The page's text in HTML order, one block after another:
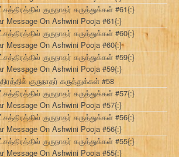
குருநாதர் கருத்துக்கள் #61{:}
Message On Ashwini Pooja #61{:}
குருநாதர் கருத்துக்கள் #60{:}
Message On Ashwini Pooja #60{:}
குருநாதர் கருத்துக்கள் #59{:}
Message On Ashwini Pooja #59{:}
குருநாதர் கருத்துக்கள் #58
குருநாதர் கருத்துக்கள் #57{:}
Message On Ashwini Pooja #57{:}
குருநாதர் கருத்துக்கள் #56{:}
Message On Ashwini Pooja #56{:}
குருநாதர் கருத்துக்கள் #55{:}
Message On Ashwini Pooja #55{:}